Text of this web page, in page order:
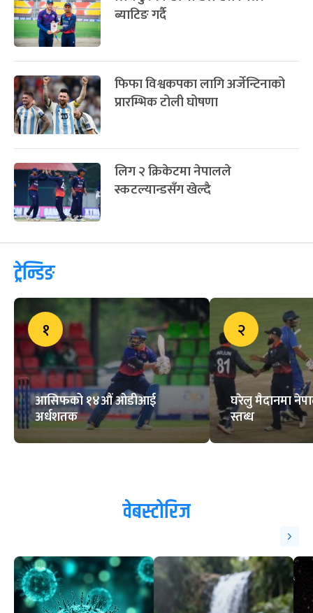
ब्याटिङ गर्दै
फिफा विश्वकपका लागि अर्जेन्टिनाको
प्रारम्भिक टोली घोषणा
लिग २ क्रिकेटमा नेपालले
स्कटल्यान्डसँग खेल्दै
ट्रेन्डिङ
१
आसिफको १४औं ओडीआई
अर्धशतक
२
घरेलु मैदानमा
स्तब्ध
वेबस्टोरिज